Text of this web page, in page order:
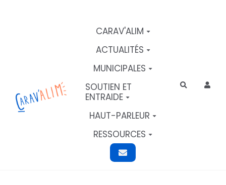
CARAV'ALIM
ACTUALITÉS
MUNICIPALES
SOUTIEN ET
ENTRAIDE
HAUT-PARLEUR
RESSOURCES
Rechercher